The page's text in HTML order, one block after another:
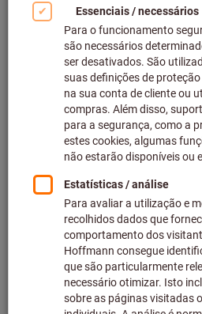
mais
Quantidade
Adicionar à lista de desejos
SAMOA
N.º do